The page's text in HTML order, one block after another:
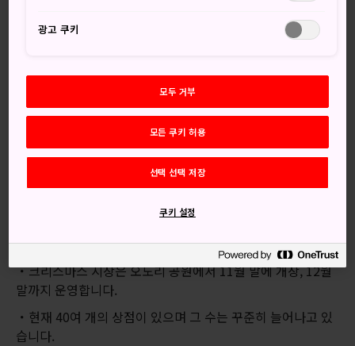
놓치지 마세요
독일 소시지와 설탕에 절인 견과류의 거부할 수 없
뜨거운 머그잔에 담아 마시는 멀드 와인
오도리 공원 주변 조명으로 장식한 산책로에서 사
간단한 정보
크리스마스 시장은 오도리 공원에서 11월 말에 개장, 12월
말까지 운영합니다.
현재 40여 개의 상점이 있으며 그 수는 꾸준히 늘어나고 있
습니다.
광고 쿠키
모두 거부
모든 쿠키 허용
선택 선택 저장
쿠키 설정